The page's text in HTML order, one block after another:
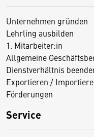
Unternehmen gründen
Lehrling ausbilden
1. Mitarbeiter:in
Allgemeine
Dienstverhältnis
Exportieren /
Förderungen
Service